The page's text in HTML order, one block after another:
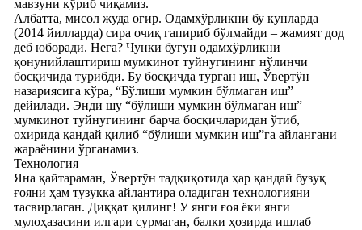
мавзуни кўриб чиқамиз.
Албатта, мисол жуда оғир. Одамхўрликни бу кунларда
(2014 йилларда) сира очиқ гапириб бўлмайди – жамият дод
деб юборади. Нега? Чунки бугун одамхўрликни
қонунийлаштириш мумкинот туйнугининг нўлинчи
босқичида турибди. Бу босқичда турган иш, Ўвертўн
назариясига кўра, “Бўлиши мумкин бўлмаган иш”
дейилади. Энди шу “бўлиши мумкин бўлмаган иш”
мумкинот туйнугининг барча босқичларидан ўтиб,
охирида қандай қилиб “бўлиши мумкин иш”га айлангани
жараёнини ўрганамиз.
Технология
Яна қайтараман, Ўвертўн тадқиқотида ҳар қандай бузуқ
ғояни ҳам тузукка айлантира оладиган технологияни
тасвирлаган. Диққат қилинг! У янги ғоя ёки янги
мулоҳазасини илгари сурмаган, балки ҳозирда ишлаб